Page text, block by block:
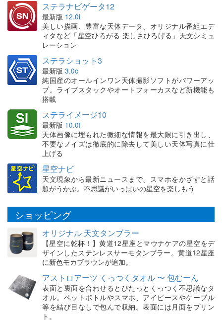
ステラナビゲータ12
最新版 12.0i
美しい描画、豊富な天体データ、オリジナル番組エデ
ィタなど「星空ひろがる 楽しさひろげる」天文シミュ
レーション
ステラショット3
最新版 3.0o
純国産のオールインワン天体撮影ソフトがパワーアッ
プ。ライブスタックやオートフォーカスなど新機能も
搭載
ステライメージ10
最新版 10.0f
天体画像に埋もれた微細な情報を最大限に引き出し、
不要なノイズは徹底的に除去して美しい天体写真に仕
上げる
星空ナビ
天文現象から最新ニュースまで、スマホをかざすと話
題がうかぶ。不思議がいっぱいの星空を楽しもう
ショッピング
オリジナル 天文タンブラー
【星空に乾杯！】黄道12星座とマウナケアの星空をデ
ザインしたステンレスサーモタンブラー。黄道12星座
に新色モカブラウンが追加。
アストロアーツ くっつくタオル 〜 包むーん
表面と裏面を合わせるとぴたっとくっつく不思議なタ
オル。ペットボトルやスマホ、アイピースやケーブル
等を結び目なしで包んで収納。表面には月面をプリン
ト。